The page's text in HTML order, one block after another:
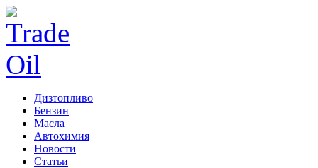
Дизтопливо
Бензин
Масла
Автохимия
Новости
Статьи